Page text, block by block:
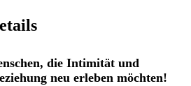
die Intimität und
neu erleben möchten!